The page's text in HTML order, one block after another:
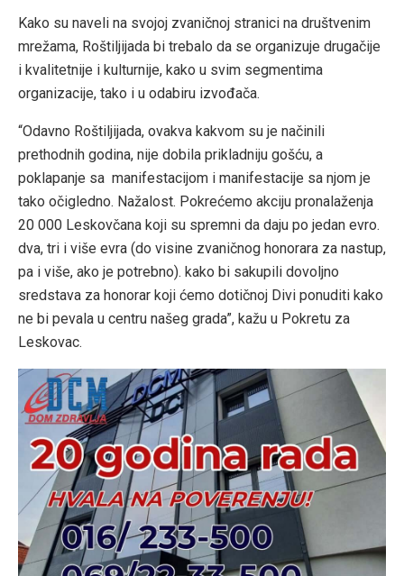
Kako su naveli na svojoj zvaničnoj stranici na društvenim
mrežama, Roštiljijada bi trebalo da se organizuje drugačije
i kvalitetnije i kulturnije, kako u svim segmentima
organizacije, tako i u odabiru izvođača.
“Odavno Roštiljijada, ovakva kakvom su je načinili
prethodnih godina, nije dobila prikladniju gošću, a
poklapanje sa manifestacijom i manifestacije sa njom je
tako očigledno. Nažalost. Pokrećemo akciju pronalaženja
20 000 Leskovčana koji su spremni da daju po jedan evro.
dva, tri i više evra (do visine zvaničnog honorara za nastup,
pa i više, ako je potrebno). kako bi sakupili dovoljno
sredstava za honorar koji ćemo dotičnoj Divi ponuditi kako
ne bi pevala u centru našeg grada”, kažu u Pokretu za
Leskovac.